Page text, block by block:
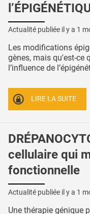
Actualité publiée il y a 1
Les modifications
gènes, mais qu'est-ce
l’influence de
LIRE LA SUITE
cellulaire qui
fonctionnelle
Actualité publiée il y a 1
Une thérapie génique